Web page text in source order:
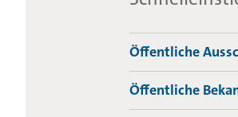
Öffentliche
Öffentliche